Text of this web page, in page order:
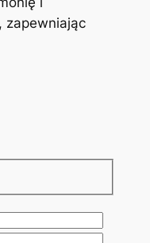
zapewniając